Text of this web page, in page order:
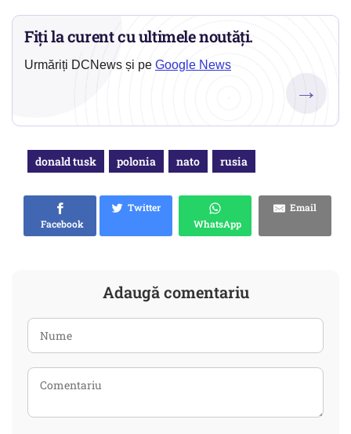
Fiți la curent cu ultimele noutăți.
Urmăriți DCNews și pe Google News
→
donald tusk polonia nato rusia
Facebook
Twitter
WhatsApp
Email
Adaugă comentariu